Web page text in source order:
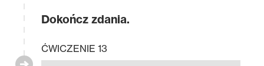
Dokończ zdania.
ĆWICZENIE 13